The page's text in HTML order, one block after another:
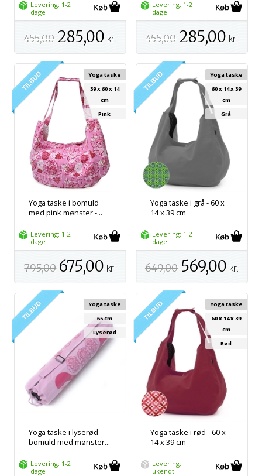
Levering: 1-2
dage
455,00 285,00 kr.
Levering: 1-2
dage
455,00 285,00 kr.
Yoga taske i bomuld
med pink mønster -...
Yoga taske
39 x 60 x 14
cm
Pink
Levering: 1-2
dage
795,00 675,00 kr.
Yoga taske i grå - 60 x
14 x 39 cm
Yoga taske
60 x 14 x 39
cm
Grå
Levering: 1-2
dage
649,00 569,00 kr.
Yoga taske i lyserød
bomuld med mønster...
Yoga taske
65 cm
Lyserød
Levering: 1-2
dage
Yoga taske i rød - 60 x
14 x 39 cm
Yoga taske
60 x 14 x 39
cm
Rød
Levering:
ukendt